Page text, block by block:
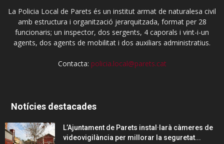
La Policia Local de Parets és un institut armat de naturalesa civil
amb estructura i organització jerarquitzada, format per 28
funcionaris; un inspector, dos sergents, 4 caporals i vint-i-un
agents, dos agents de mobilitat i dos auxiliars administratius.
Contacta: policia.local@parets.cat
Notícies destacades
L’Ajuntament de Parets instal·larà càmeres de
videovigilància per millorar la seguretat...